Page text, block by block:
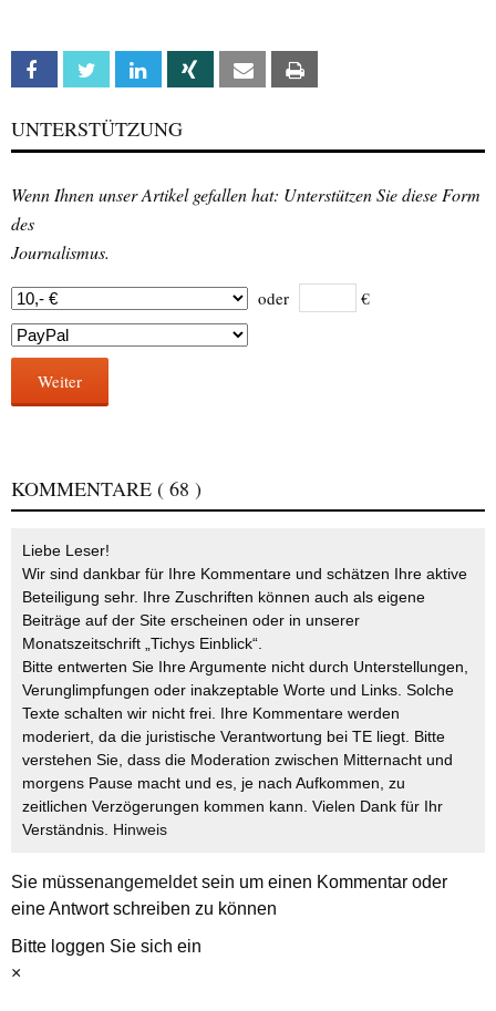
Facebook Twitter Linkedin Xing Email
UNTERSTÜTZUNG
Wenn Ihnen unser Artikel gefallen hat: Unterstützen Sie diese Form
des
Journalismus.
oder €
Weiter
KOMMENTARE ( 68 )
Liebe Leser!
Wir sind dankbar für Ihre Kommentare und schätzen Ihre aktive
Beteiligung sehr. Ihre Zuschriften können auch als eigene
Beiträge auf der Site erscheinen oder in unserer
Monatszeitschrift „Tichys Einblick“.
Bitte entwerten Sie Ihre Argumente nicht durch Unterstellungen,
Verunglimpfungen oder inakzeptable Worte und Links. Solche
Texte schalten wir nicht frei. Ihre Kommentare werden
moderiert, da die juristische Verantwortung bei TE liegt. Bitte
verstehen Sie, dass die Moderation zwischen Mitternacht und
morgens Pause macht und es, je nach Aufkommen, zu
zeitlichen Verzögerungen kommen kann. Vielen Dank für Ihr
Verständnis. Hinweis
Sie müssenangemeldetsein um einen Kommentar oder
eine Antwort schreiben zu können
Bitte loggen Sie sich ein
×